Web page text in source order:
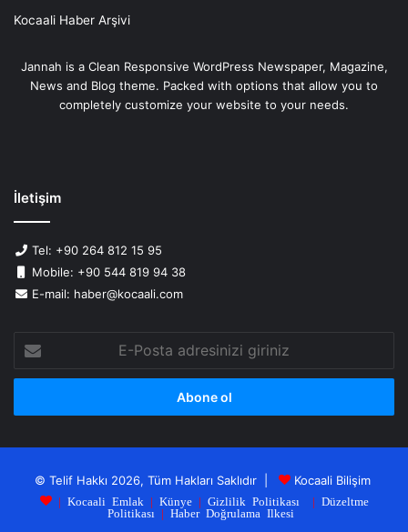
Kocaali Haber Arşivi
Jannah is a Clean Responsive WordPress Newspaper, Magazine,
News and Blog theme. Packed with options that allow you to
completely customize your website to your needs.
İletişim
Tel: +90 264 812 15 95
Mobile: +90 544 819 94 38
E-mail: haber@kocaali.com
Posta
adresinizi
© Telif Hakkı 2026, Tüm Hakları Saklıdır | Kocaali Bilişim
| Kocaali Emlak | Künye| Gizlilik Politikası | Düzeltme
Politikası | Haber Doğrulama Ilkesi